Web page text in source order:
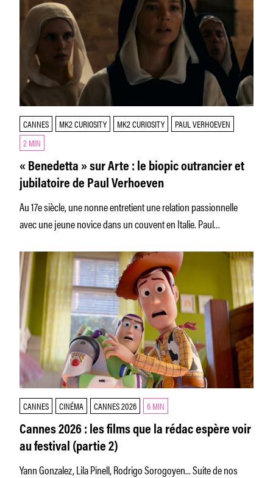
CANNES MK2 CURIOSITY MK2 CURIOSITY
PAUL VERHOEVEN
2 MIN
« Benedetta » sur Arte : le biopic outrancier et
jubilatoire de Paul Verhoeven
Au 17e siècle, une nonne entretient une relation passionnelle
avec une jeune novice dans un couvent en Italie. Paul
CANNES CINÉMA CANNES 2026 6 MIN
Cannes 2026 : les films que la rédac espère voir
au festival (partie 2)
Yann Gonzalez, Lila Pinell, Rodrigo Sorogoyen... Suite de nos